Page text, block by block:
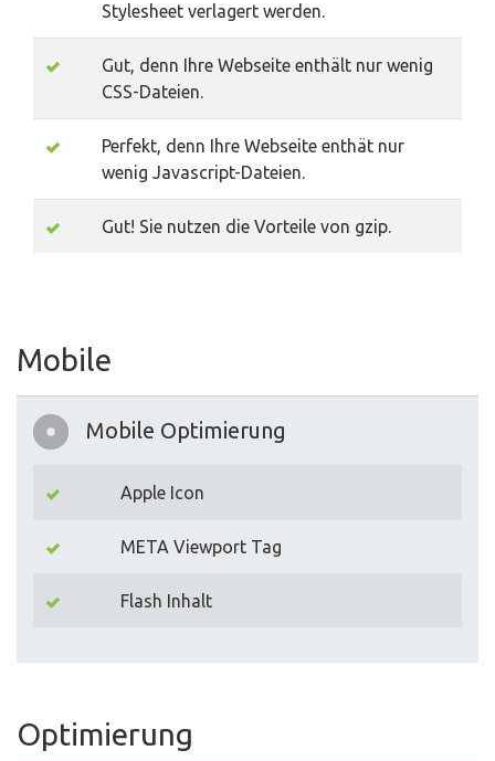
Stylesheet verlagert werden.
Gut, denn Ihre Webseite enthält nur wenig
CSS-Dateien.
Perfekt, denn Ihre Webseite enthät nur
wenig Javascript-Dateien.
Gut! Sie nutzen die Vorteile von gzip.
Mobile
Mobile Optimierung
Apple Icon
META Viewport Tag
Flash Inhalt
Optimierung